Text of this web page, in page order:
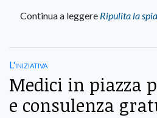
Continua a leggere Ripulita la
L'iniziativa
Medici in piazza
e consulenza